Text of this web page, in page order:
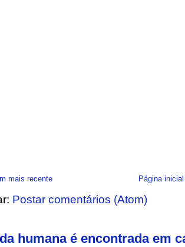
mais recente Página inicial
Postar comentários (Atom)
humana é encontrada em